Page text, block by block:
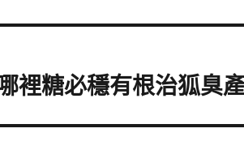
裡糖必穩有根治狐臭